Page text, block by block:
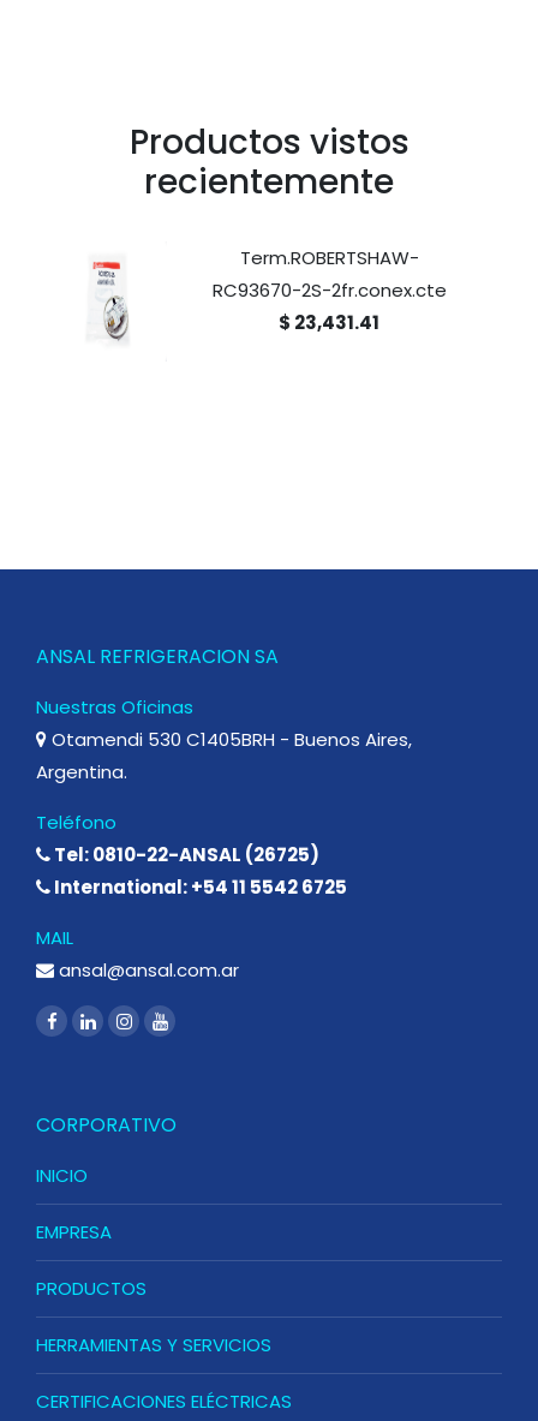
Productos vistos
recientemente
Term.ROBERTSHAW-
RC93670-2S-2fr.conex.cte
$ 23,431.41
ANSAL REFRIGERACION SA
Nuestras Oficinas
Otamendi 530 C1405BRH - Buenos Aires,
Argentina.
Teléfono
Tel: 0810-22-ANSAL (26725)
International: +54 11 5542 6725
MAIL
ansal@ansal.com.ar
CORPORATIVO
INICIO
EMPRESA
PRODUCTOS
HERRAMIENTAS Y SERVICIOS
CERTIFICACIONES ELÉCTRICAS